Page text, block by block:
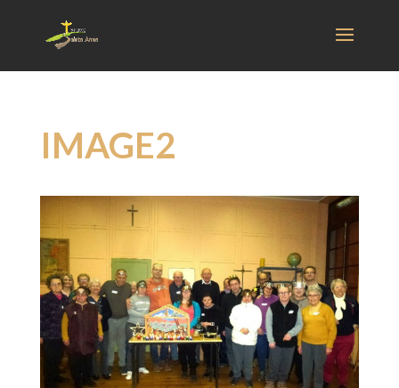
IMAGE2